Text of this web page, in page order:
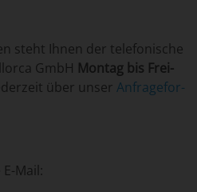
­steht Ih­nen der te­le­fo­nische
GmbH Mon­tag ­bis Frei­
­über­ un­ser An­fra­ge­for­
Mail: